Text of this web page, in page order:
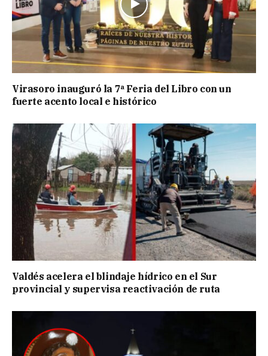
Virasoro inauguró la 7ª Feria del Libro con un
fuerte acento local e histórico
Valdés acelera el blindaje hídrico en el Sur
provincial y supervisa reactivación de ruta